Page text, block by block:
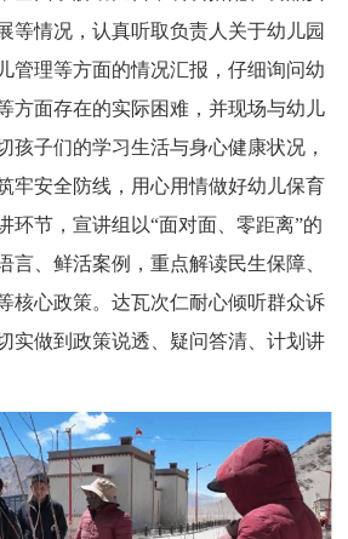
等情况，认真听取负责人关于幼儿园
管理等方面的情况汇报，仔细询问幼
方面存在的实际困难，并现场与幼儿
孩子们的学习生活与身心健康状况，
牢安全防线，用心用情做好幼儿保育
环节，宣讲组以“面对面、零距离”的
言、鲜活案例，重点解读民生保障、
核心政策。达瓦次仁耐心倾听群众诉
实做到政策说透、疑问答清、计划讲